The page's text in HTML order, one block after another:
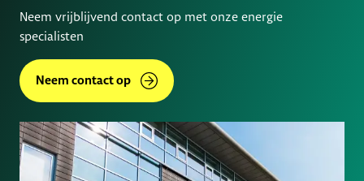
Neem vrijblijvend contact op met onze energie
specialisten
Neem contact op